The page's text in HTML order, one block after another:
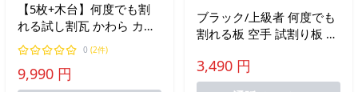
【5枚+木台】何度でも割
れる試し割瓦 かわら カワ
ラ 空手 試割り 練習用 １
年保証 ライナースポーツ
オリジナル 5SET-
0 (2件)
9,990 円
ブラック/上級者 何度でも
割れる板 空手 試割り板 練
ポーツオリジナル
LSALI027-BLK
3,490 円